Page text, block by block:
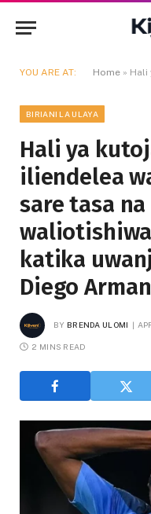
YOU ARE AT: Home » Hali ya kutojali
BIRIANI LA ULAYA
Hali ya
iliendelea
sare tasa
katika
Diego
BY BRENDA ULOMI
2 MINS READ